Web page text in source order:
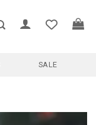
SALE